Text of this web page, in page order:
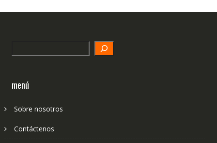
menú
Sobre nosotros
Contáctenos